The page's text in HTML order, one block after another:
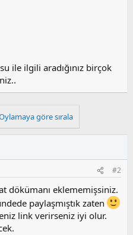
ile ilgili aradığınız birçok
göre sırala
#2
dökümanı eklememişsiniz.
paylaşmıştık zaten
link verirseniz iyi olur.